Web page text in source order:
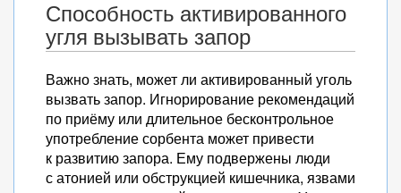
Способность активированного
угля вызывать запор
Важно знать, может ли активированный уголь
вызвать запор. Игнорирование рекомендаций
по приёму или длительное бесконтрольное
употребление сорбента может привести
к развитию запора. Ему подвержены люди
с атонией или обструкцией кишечника, язвами